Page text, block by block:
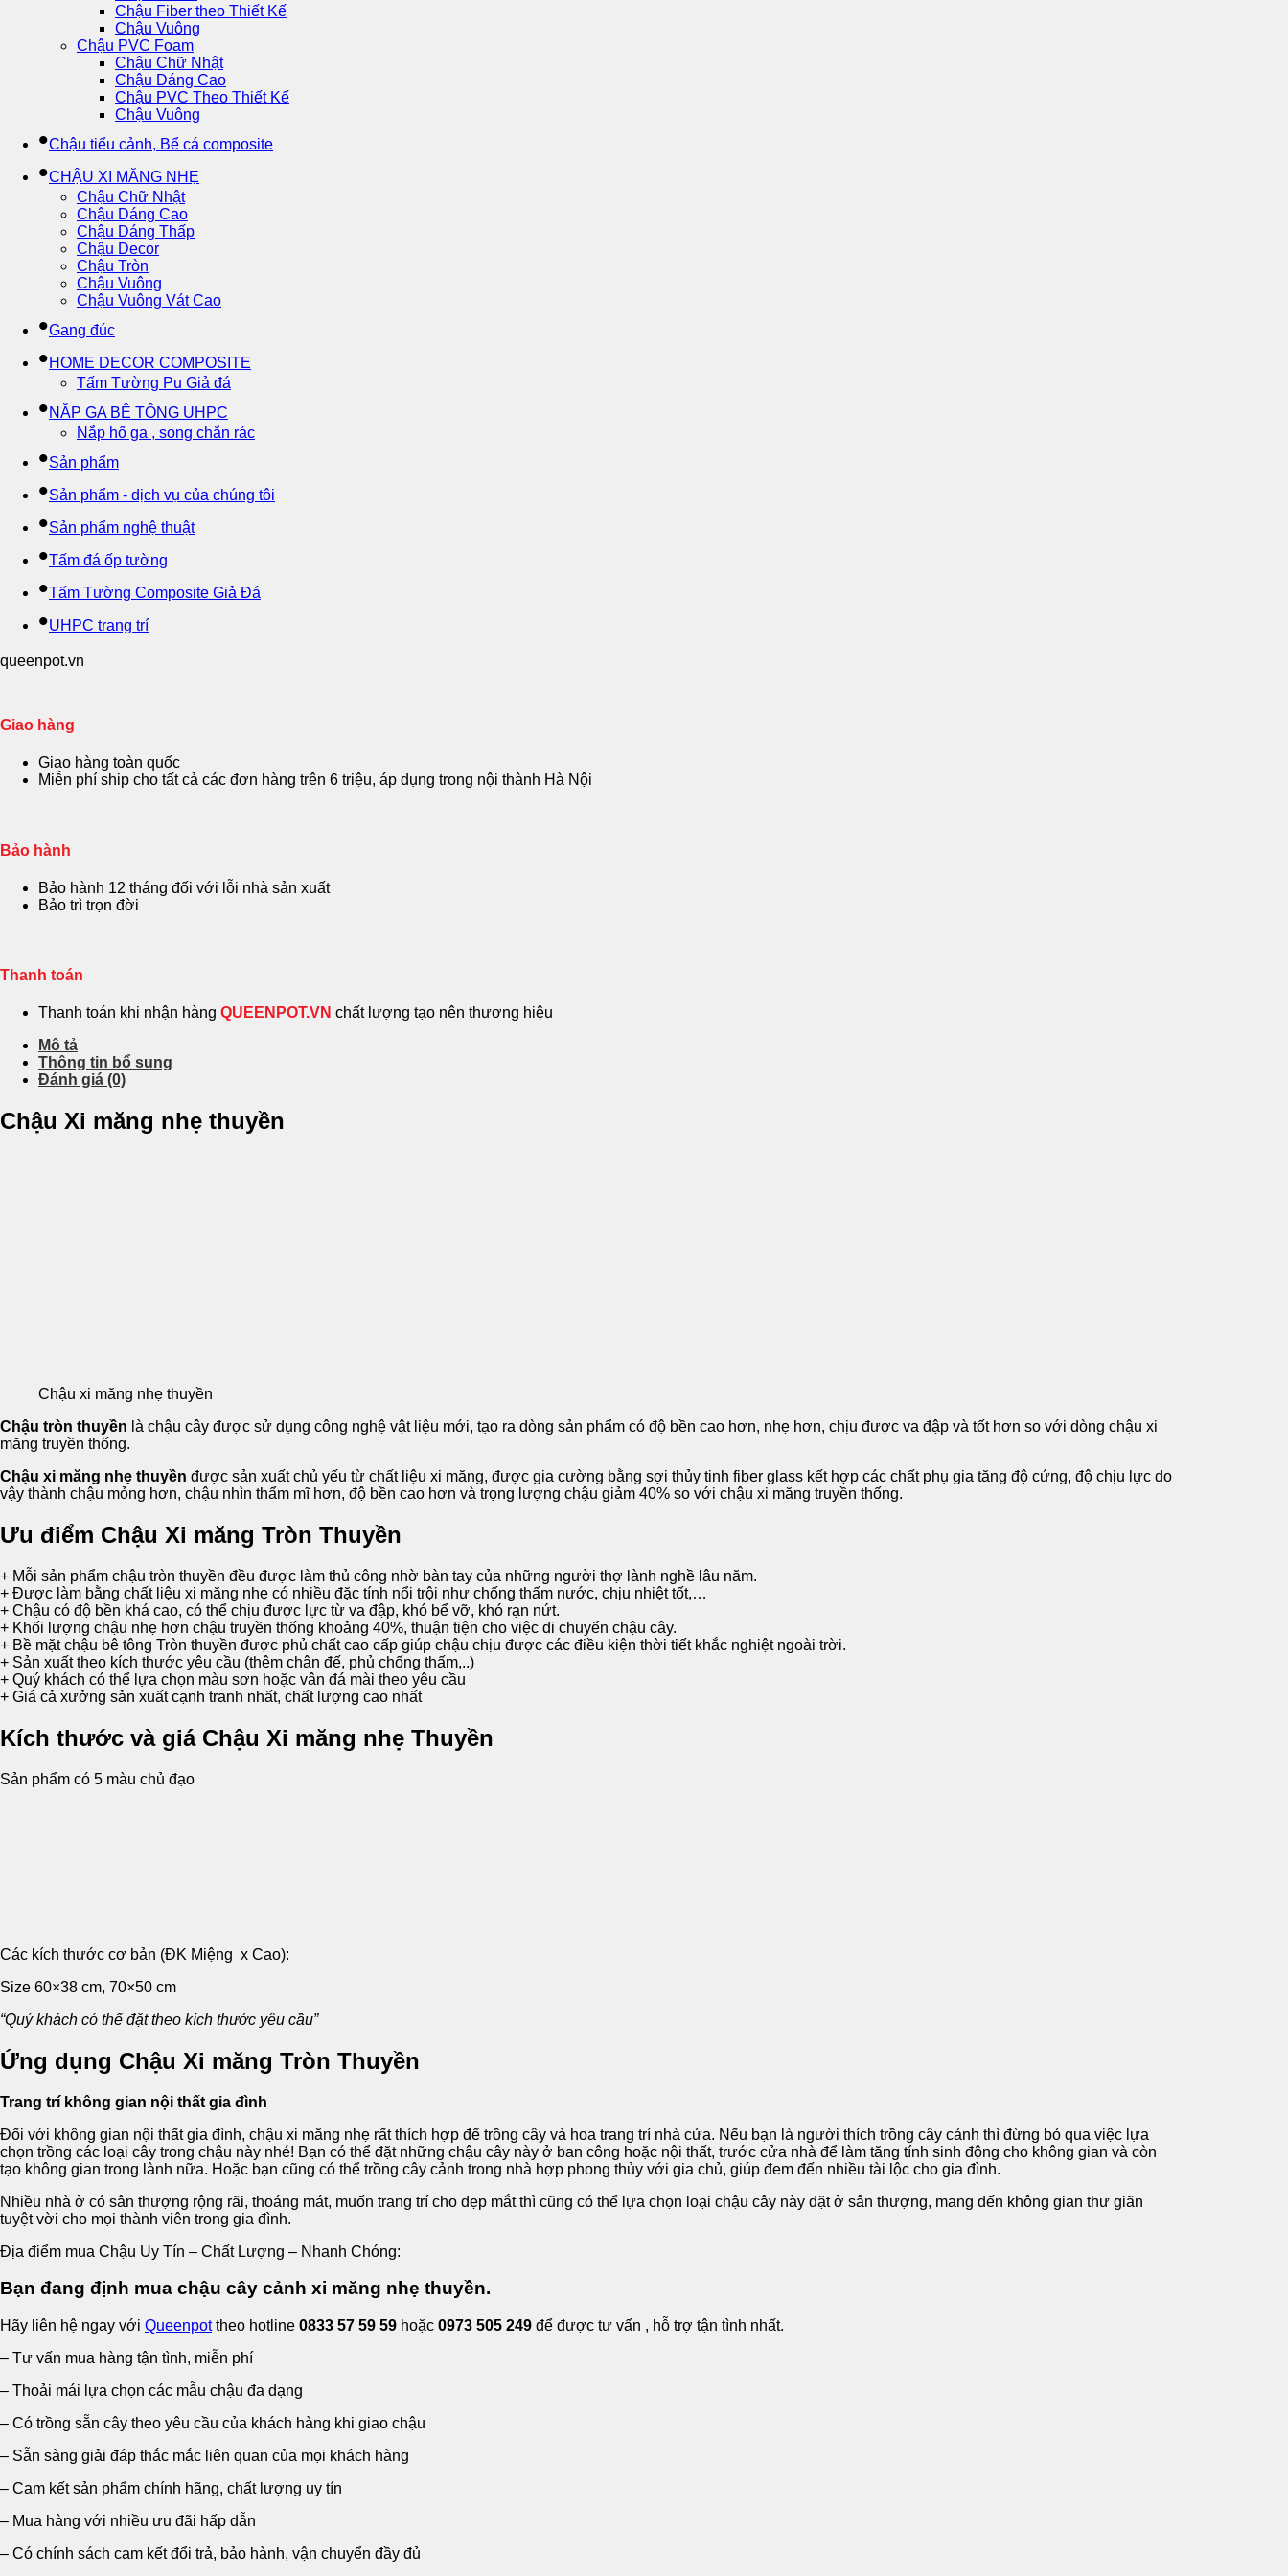
Chậu Fiber theo Thiết Kế
Chậu Vuông
Chậu PVC Foam
Chậu Chữ Nhật
Chậu Dáng Cao
Chậu PVC Theo Thiết Kế
Chậu Vuông
Chậu tiểu cảnh, Bể cá composite
CHẬU XI MĂNG NHẸ
Chậu Chữ Nhật
Chậu Dáng Cao
Chậu Dáng Thấp
Chậu Decor
Chậu Tròn
Chậu Vuông
Chậu Vuông Vát Cao
Gang đúc
HOME DECOR COMPOSITE
Tấm Tường Pu Giả đá
NẮP GA BÊ TÔNG UHPC
Nắp hố ga , song chắn rác
Sản phẩm
Sản phẩm - dịch vụ của chúng tôi
Sản phẩm nghệ thuật
Tấm đá ốp tường
Tấm Tường Composite Giả Đá
UHPC trang trí
queenpot.vn
Giao hàng
Giao hàng toàn quốc
Miễn phí ship cho tất cả các đơn hàng trên 6 triệu, áp dụng trong nội thành Hà Nội
Bảo hành
Bảo hành 12 tháng đối với lỗi nhà sản xuất
Bảo trì trọn đời
Thanh toán
Thanh toán khi nhận hàng QUEENPOT.VN chất lượng tạo nên thương hiệu
Mô tả
Thông tin bổ sung
Đánh giá (0)
Chậu Xi măng nhẹ thuyền
Chậu xi măng nhẹ thuyền
Chậu tròn thuyền là chậu cây được sử dụng công nghệ vật liệu mới, tạo ra dòng sản phẩm có độ bền cao hơn, nhẹ hơn, chịu được va đập và tốt hơn so với dòng chậu xi
măng truyền thống.
Chậu xi măng nhẹ thuyền được sản xuất chủ yếu từ chất liệu xi măng, được gia cường bằng sợi thủy tinh fiber glass kết hợp các chất phụ gia tăng độ cứng, độ chịu lực do
vậy thành chậu mỏng hơn, chậu nhìn thẩm mĩ hơn, độ bền cao hơn và trọng lượng chậu giảm 40% so với chậu xi măng truyền thống.
Ưu điểm Chậu Xi măng Tròn Thuyền
+ Mỗi sản phẩm chậu tròn thuyền đều được làm thủ công nhờ bàn tay của những người thợ lành nghề lâu năm.
+ Được làm bằng chất liệu xi măng nhẹ có nhiều đặc tính nổi trội như chống thấm nước, chịu nhiệt tốt,…
+ Chậu có độ bền khá cao, có thể chịu được lực từ va đập, khó bể vỡ, khó rạn nứt.
+ Khối lượng chậu nhẹ hơn chậu truyền thống khoảng 40%, thuận tiện cho việc di chuyển chậu cây.
+ Bề mặt chậu bê tông Tròn thuyền được phủ chất cao cấp giúp chậu chịu được các điều kiện thời tiết khắc nghiệt ngoài trời.
+ Sản xuất theo kích thước yêu cầu (thêm chân đế, phủ chống thấm,..)
+ Quý khách có thể lựa chọn màu sơn hoặc vân đá mài theo yêu cầu
+ Giá cả xưởng sản xuất cạnh tranh nhất, chất lượng cao nhất
Kích thước và giá Chậu Xi măng nhẹ Thuyền
Sản phẩm có 5 màu chủ đạo
Các kích thước cơ bản (ĐK Miệng x Cao):
Size 60×38 cm, 70×50 cm
“Quý khách có thể đặt theo kích thước yêu cầu”
Ứng dụng Chậu Xi măng Tròn Thuyền
Trang trí không gian nội thất gia đình
Đối với không gian nội thất gia đình, chậu xi măng nhẹ rất thích hợp để trồng cây và hoa trang trí nhà cửa. Nếu bạn là người thích trồng cây cảnh thì đừng bỏ qua việc lựa
chọn trồng các loại cây trong chậu này nhé! Bạn có thể đặt những chậu cây này ở ban công hoặc nội thất, trước cửa nhà để làm tăng tính sinh động cho không gian và còn
tạo không gian trong lành nữa. Hoặc bạn cũng có thể trồng cây cảnh trong nhà hợp phong thủy với gia chủ, giúp đem đến nhiều tài lộc cho gia đình.
Nhiều nhà ở có sân thượng rộng rãi, thoáng mát, muốn trang trí cho đẹp mắt thì cũng có thể lựa chọn loại chậu cây này đặt ở sân thượng, mang đến không gian thư giãn
tuyệt vời cho mọi thành viên trong gia đình.
Địa điểm mua Chậu Uy Tín – Chất Lượng – Nhanh Chóng:
Bạn đang định mua chậu cây cảnh xi măng nhẹ thuyền.
Hãy liên hệ ngay với Queenpottheo hotline 0833 57 59 59 hoặc 0973 505 249 để được tư vấn , hỗ trợ tận tình nhất.
– Tư vấn mua hàng tận tình, miễn phí
– Thoải mái lựa chọn các mẫu chậu đa dạng
– Có trồng sẵn cây theo yêu cầu của khách hàng khi giao chậu
– Sẵn sàng giải đáp thắc mắc liên quan của mọi khách hàng
– Cam kết sản phẩm chính hãng, chất lượng uy tín
– Mua hàng với nhiều ưu đãi hấp dẫn
– Có chính sách cam kết đổi trả, bảo hành, vận chuyển đầy đủ